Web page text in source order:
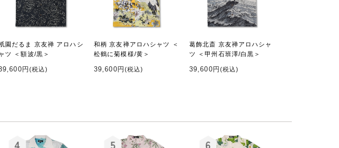
園だるま 京友禅 アロハシ
ャツ ＜額波/黒＞
円 (税込)
和柄 京友禅アロハシャツ ＜
松鶴に菊模様/黄＞
39,600円 (税込)
葛飾北斎 京友禅アロハシャ
ツ ＜甲州石班澤/白黒＞
39,600円 (税込)